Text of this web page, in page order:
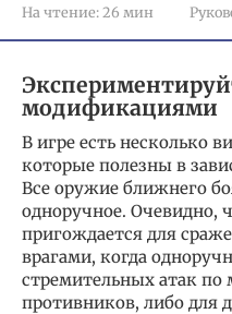
На чтение: 26 мин
модификациями
В игре есть несколько
которые полезны в
Все оружие ближнего
одноручное. Очевидно,
пригождается для
врагами, когда
стремительных атак
противников, либо для